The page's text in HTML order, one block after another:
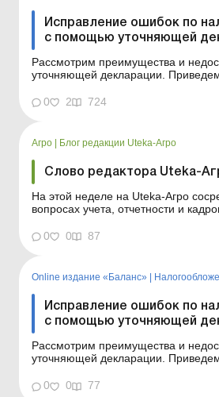
Исправление ошибок по
с помощью уточняющей
Рассмотрим преимущества и
уточняющей декларации.
декларации по налогу на прибыль.
ошибок с помощью уточняющего
период, является одним из двух...
0 2 724
Агро Блог редакции Uteka-Агро
Слово редактора Uteka-
На этой неделе на Uteka-Агро
вопросах учета, отчетности и
практических вопросов у
типичные ошибки, нюансы
документированию. Дорогие чита...
0 0 87
Online издание «Баланс»
Исправление ошибок по
с помощью уточняющей
Рассмотрим преимущества и
уточняющей декларации.
декларации по налогу на
0 0 77